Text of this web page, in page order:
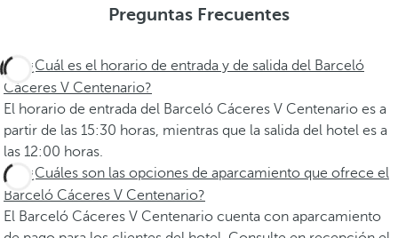
Preguntas Frecuentes
¿Cuál es el horario de entrada y de salida del Barceló
Cáceres V Centenario?
El horario de entrada del Barceló Cáceres V Centenario es a
partir de las 15:30 horas, mientras que la salida del hotel es a
las 12:00 horas.
¿Cuáles son las opciones de aparcamiento que ofrece el
Barceló Cáceres V Centenario?
El Barceló Cáceres V Centenario cuenta con aparcamiento